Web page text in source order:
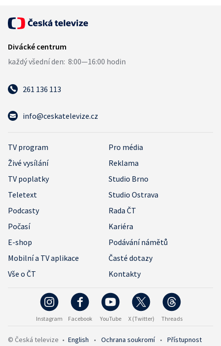
261 136 113
info@ceskatelevize.cz
TV program
Pro média
Živé vysílání
Reklama
TV poplatky
Studio Brno
Teletext
Studio Ostrava
Podcasty
Rada ČT
Počasí
Kariéra
E-shop
Podávání námětů
Mobilní a TV aplikace
Časté dotazy
Vše o ČT
Kontakty
Instagram Facebook YouTube X (Twitter) Threads
© Česká televize • English • Ochrana soukromí • Přístupnost